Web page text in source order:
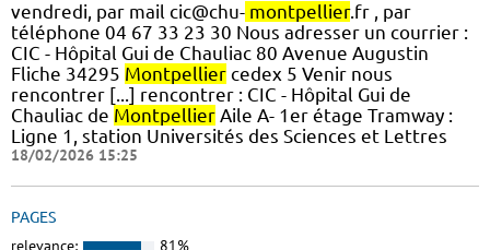
vendredi, par mail cic@chu- montpellier.fr , par
téléphone 04 67 33 23 30 Nous adresser un courrier :
CIC - Hôpital Gui de Chauliac 80 Avenue Augustin
Fliche 34295 Montpellier cedex 5 Venir nous
rencontrer [...] rencontrer : CIC - Hôpital Gui de
Chauliac de Montpellier Aile A- 1er étage Tramway :
Ligne 1, station Universités des Sciences et Lettres
18/02/2026 15:25
PAGES
relevance: 81%